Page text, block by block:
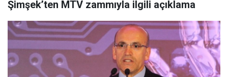
Şimşek’ten MTV zammıyla ilgili açıklama